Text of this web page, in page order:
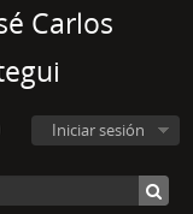
Carlos
Iniciar sesión